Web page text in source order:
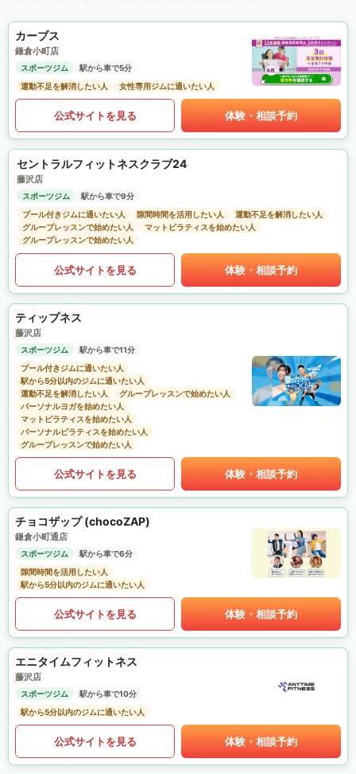
カーブス
鎌倉小町店
スポーツジム
駅から車で5分
運動不足を解消したい人
女性専用ジムに通いたい人
公式サイトを見る 体験・相談予約
セントラルフィットネスクラブ24
藤沢店
スポーツジム
駅から車で9分
プール付きジムに通いたい人
隙間時間を活用したい人
運動不足を解消したい人
グループレッスンで始めたい人
マットピラティスを始めたい人
グループレッスンで始めたい人
公式サイトを見る 体験・相談予約
ティップネス
藤沢店
スポーツジム
駅から車で11分
プール付きジムに通いたい人
駅から5分以内のジムに通いたい人
運動不足を解消したい人
グループレッスンで始めたい人
パーソナルヨガを始めたい人
マットピラティスを始めたい人
パーソナルピラティスを始めたい人
グループレッスンで始めたい人
公式サイトを見る 体験・相談予約
チョコザップ (chocoZAP)
鎌倉小町通店
スポーツジム
駅から車で6分
隙間時間を活用したい人
駅から5分以内のジムに通いたい人
公式サイトを見る 体験・相談予約
エニタイムフィットネス
藤沢店
スポーツジム
駅から車で10分
駅から5分以内のジムに通いたい人
公式サイトを見る 体験・相談予約